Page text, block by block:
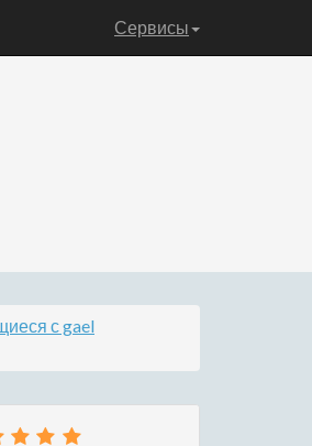
Сервисы
с gael